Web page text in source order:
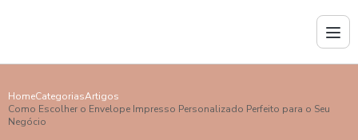
HomeCategoriasArtigos
Como Escolher o Envelope Impresso Personalizado Perfeito para o Seu
Negócio